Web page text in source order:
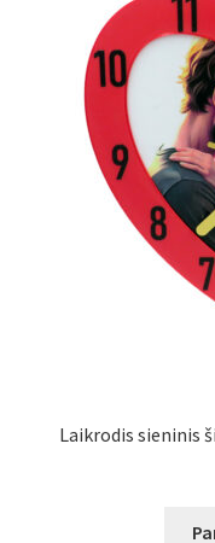
Atsiskaitymo
Prekių pristatymo
Gamybos
Šviestuvų
Parduotuvė
Laikrodis sieninis